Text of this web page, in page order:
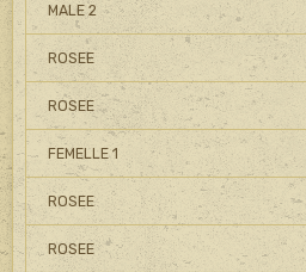
MALE 2
ROSEE
ROSEE
FEMELLE 1
ROSEE
ROSEE